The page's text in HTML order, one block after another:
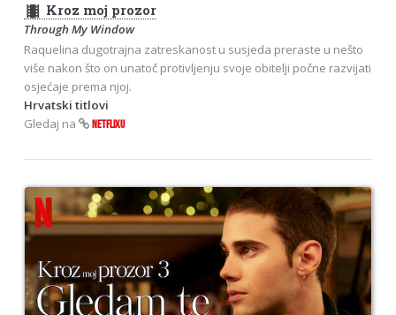
theaters Kroz moj prozor
Through My Window
Raquelina dugotrajna zatreskanost u susjeda preraste u nešto
više nakon što on unatoč protivljenju svoje obitelji počne razvijati
osjećaje prema njoj.
Hrvatski titlovi
Gledaj na
NETFLIXU